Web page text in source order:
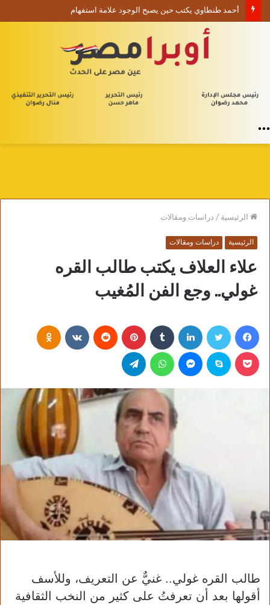
نور الدين جاف يكتب قراءة في نص عبور للشاعرة كردستان يوسف
الرئيسية/دراسات ومقالات
الرئيسية دراسات ومقالات
علاء العلاف يكتب طالب القره
غولي.. وجع الفن المُغيب
طالب القره غولي.. غنيٌّ عن التعريف، وللأسف
أقولها بعد أن تعرفتُ على كثير من النخب الثقافية